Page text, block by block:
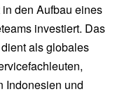
den Aufbau eines
investiert. Das
als globales
Indonesien und